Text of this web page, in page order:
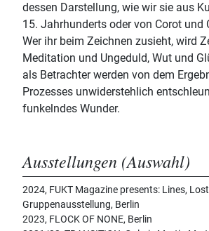
dessen Darstellung, wie wir sie aus
15. Jahrhunderts oder von Corot und
Wer ihr beim Zeichnen zusieht, wird
Meditation und Ungeduld, Wut und
als Betrachter werden von dem
Prozesses unwiderstehlich
funkelndes Wunder.
Ausstellungen (Auswahl)
2024, FUKT Magazine presents: Lines,
Gruppenausstellung, Berlin
2023, FLOCK OF NONE, Berlin